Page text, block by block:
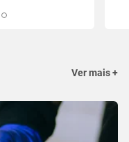
Ver mais +